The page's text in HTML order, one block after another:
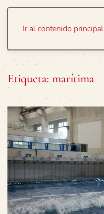
Ir al contenido principal
Etiqueta: marítima